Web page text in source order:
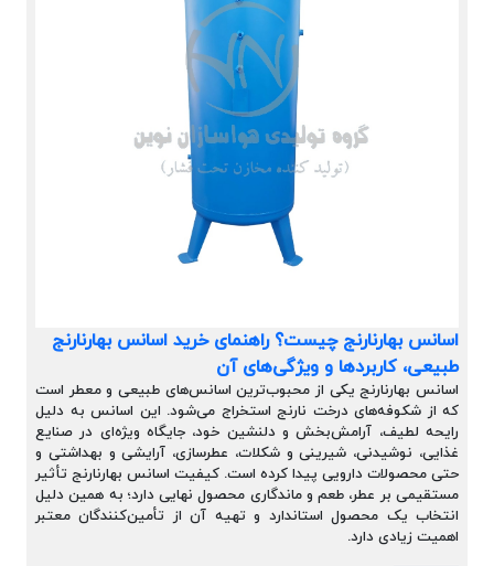
اسانس بهارنارنج چیست؟ راهنمای خرید اسانس بهارنارنج
طبیعی، کاربردها و ویژگی‌های آن
اسانس بهارنارنج یکی از محبوب‌ترین اسانس‌های طبیعی و معطر است
که از شکوفه‌های درخت نارنج استخراج می‌شود. این اسانس به دلیل
رایحه لطیف، آرامش‌بخش و دلنشین خود، جایگاه ویژه‌ای در صنایع
غذایی، نوشیدنی، شیرینی و شکلات، عطرسازی، آرایشی و بهداشتی و
حتی محصولات دارویی پیدا کرده است. کیفیت اسانس بهارنارنج تأثیر
مستقیمی بر عطر، طعم و ماندگاری محصول نهایی دارد؛ به همین دلیل
انتخاب یک محصول استاندارد و تهیه آن از تأمین‌کنندگان معتبر
اهمیت زیادی دارد.